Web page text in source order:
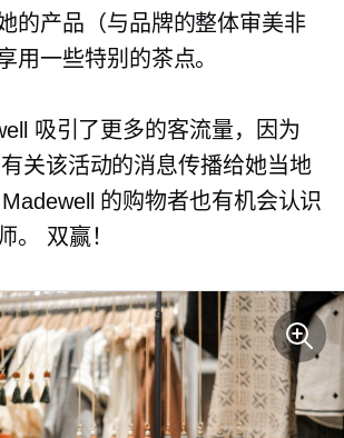
的产品（与品牌的整体审美非
用一些特别的茶点。
吸引了更多的客流量，因为
关该活动的消息传播给她当地
的购物者也有机会认识
。 双赢！